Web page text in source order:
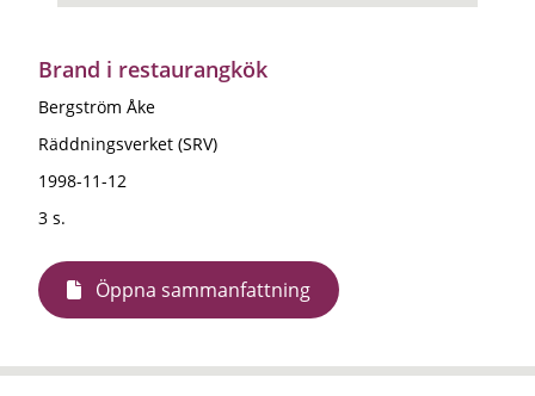
Brand i restaurangkök
Bergström Åke
Räddningsverket (SRV)
1998-11-12
3 s.
Öppna sammanfattning